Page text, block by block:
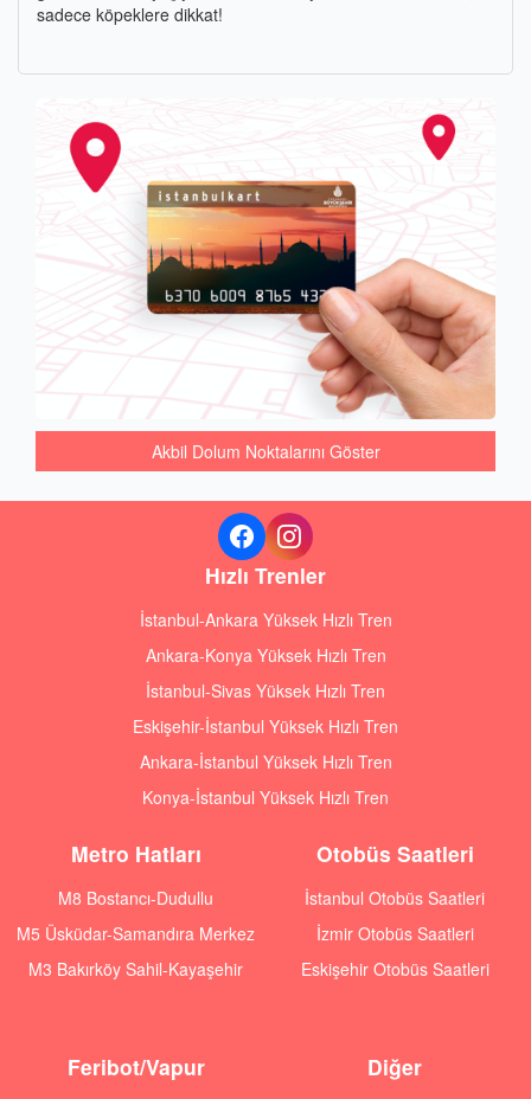
sadece köpeklere dikkat!
Akbil Dolum Noktalarını Göster
Hızlı Trenler
İstanbul-Ankara Yüksek Hızlı Tren
Ankara-Konya Yüksek Hızlı Tren
İstanbul-Sivas Yüksek Hızlı Tren
Eskişehir-İstanbul Yüksek Hızlı Tren
Ankara-İstanbul Yüksek Hızlı Tren
Konya-İstanbul Yüksek Hızlı Tren
Metro Hatları
M8 Bostancı-Dudullu
M5 Üsküdar-Samandıra Merkez
M3 Bakırköy Sahil-Kayaşehir
Otobüs Saatleri
İstanbul Otobüs Saatleri
İzmir Otobüs Saatleri
Eskişehir Otobüs Saatleri
Feribot/Vapur Diğer